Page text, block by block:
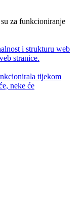
za funkcioniranje
i strukturu web
stranice.
tijekom
neke će